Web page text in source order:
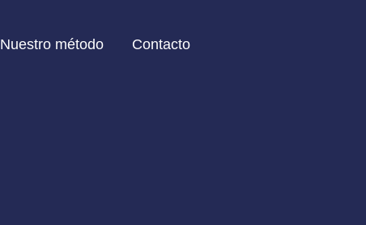
Nuestro método Contacto